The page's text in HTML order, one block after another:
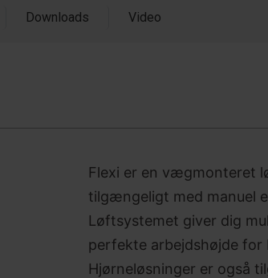
Downloads Video
Flexi er en vægmonteret
tilgængeligt med manuel
Løftsystemet giver dig
perfekte arbejdshøjde for
Hjørneløsninger er også